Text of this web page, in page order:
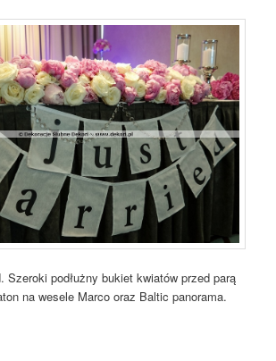
Szeroki podłużny bukiet kwiatów przed parą
na wesele Marco oraz Baltic panorama.